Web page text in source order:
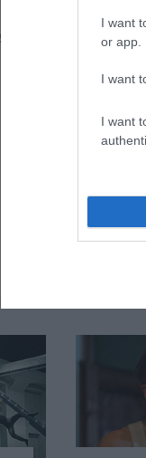
I want
or app.
I want
I want
koncertek,